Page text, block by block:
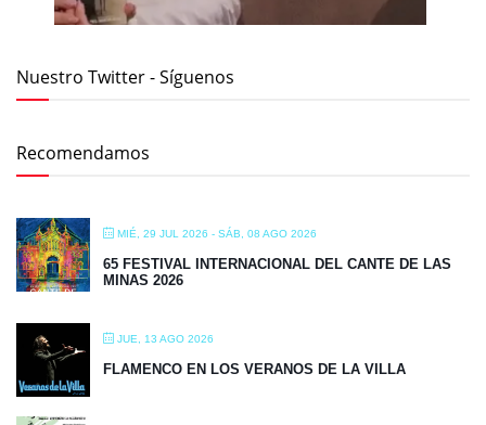
Nuestro Twitter - Síguenos
Recomendamos
MIÉ, 29 JUL 2026 - SÁB, 08 AGO 2026
65 FESTIVAL INTERNACIONAL DEL CANTE DE LAS
MINAS 2026
JUE, 13 AGO 2026
FLAMENCO EN LOS VERANOS DE LA VILLA